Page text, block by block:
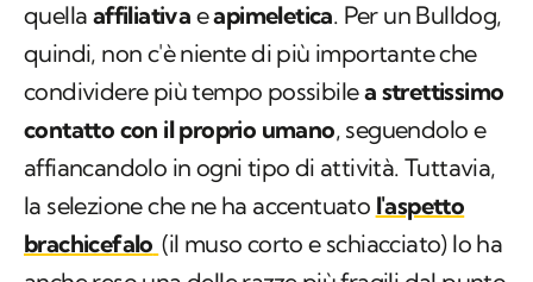
quella affiliativa eapimeletica. Per un Bulldog,
quindi, non c'è niente di più importante che
condividere più tempo possibilea strettissimo
contatto con il proprio umano, seguendolo e
affiancandolo in ogni tipo di attività. Tuttavia,
la selezione che ne ha accentuato l'aspetto
brachicefalo (il muso corto e schiacciato) lo ha